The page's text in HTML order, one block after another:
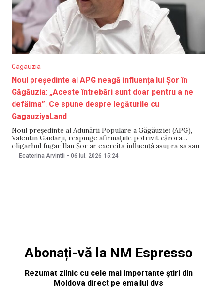
Gagauzia
Noul președinte al APG neagă influența lui Șor în
Găgăuzia: „Aceste întrebări sunt doar pentru a ne
defăima”. Ce spune despre legăturile cu
GagauziyaLand
Noul președinte al Adunării Populare a Găgăuziei (APG),
Valentin Gaidarji, respinge afirmațiile potrivit cărora
oligarhul fugar Ilan Șor ar exercita influență asupra sa sau
în Găgăuzia. Potrivit lui, astfel de declarații au scopul de a-i
Ecaterina Arvintii - 06 iul. 2026 15:24
Abonați-vă la NM Espresso
Rezumat zilnic cu cele mai importante știri din
Moldova direct pe emailul dvs